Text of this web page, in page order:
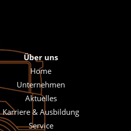
Über uns
Home
Unternehmen
Aktuelles
Karriere & Ausbildung
Service